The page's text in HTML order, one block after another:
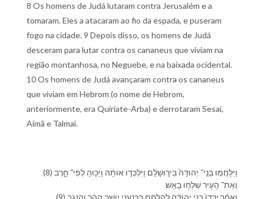
8 Os homens de Judá lutaram contra Jerusalém e a
tomaram. Eles a atacaram ao fio da espada, e puseram
fogo na cidade. 9 Depois disso, os homens de Judá
desceram para lutar contra os cananeus que viviam na
região montanhosa, no Neguebe, e na baixada ocidental.
10 Os homens de Judá avançaram contra os cananeus
que viviam em Hebrom (o nome de Hebrom,
anteriormente, era Quiriate-Arba) e derrotaram Sesai,
Aimã e Talmai.
(8) וַ⁠יִּלָּחֲמ֤וּ בְנֵֽי־ יְהוּדָה֙ בִּ⁠יר֣וּשָׁלִַ֔ם וַ⁠יִּלְכְּד֣וּ אוֹתָ֔⁠הּ וַ⁠יַּכּ֖וּ⁠הָ לְ⁠פִי־ חָ֑רֶב
וְ⁠אֶת־ הָ⁠עִ֖יר שִׁלְּח֥וּ בָ⁠אֵֽשׁ׃
(9) וְ⁠אַחַ֗ר יָֽרְדוּ֙ בְּנֵ֣י יְהוּדָ֔ה לְ⁠הִלָּחֵ֖ם בַּֽ⁠כְּנַעֲנִ֑י יוֹשֵׁ֣ב הָ⁠הָ֔ר וְ⁠הַ⁠נֶּ֖גֶב